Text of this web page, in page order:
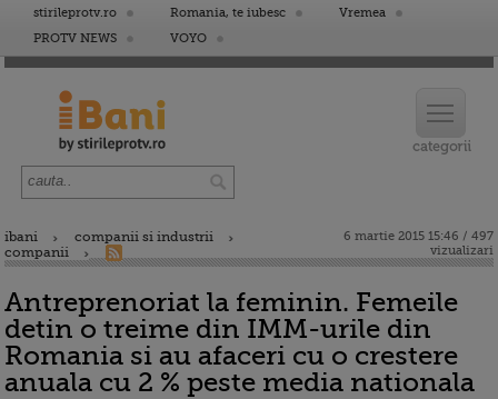
stirileprotv.ro Romania, te iubesc
Vremea
PROTV NEWS
VOYO
ibani
companii si industrii
companii
6 martie 2015 15:46 / 497
vizualizari
Antreprenoriat la feminin. Femeile
detin o treime din IMM-urile din
Romania si au afaceri cu o crestere
anuala cu 2 % peste media nationala